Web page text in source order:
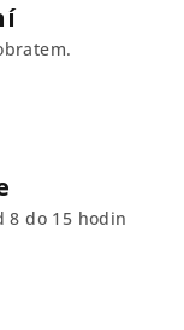
8 do 15 hodin